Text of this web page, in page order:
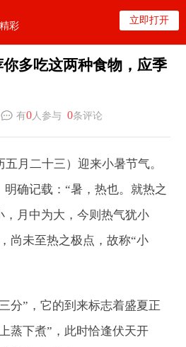
彩
立即打开
多吃这两种食物，应季
有0人参与0条评论
月二十三）迎来小暑节气。
明确记载：“暑，热也。就热之
，月中为大，今则热气犹小
尚未至热之极点，故称“小
分”，它的到来标志着盛夏正
蒸下煮”，此时恰逢伏天开